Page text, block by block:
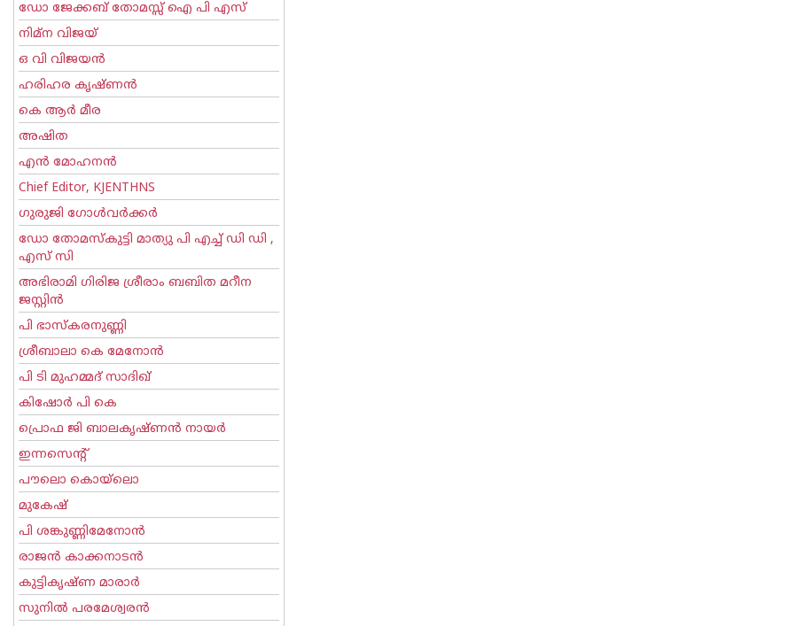
ഡോ ജേക്കബ് തോമസ്സ് ഐ പി എസ്
നിമ്ന വിജയ്
ഒ വി വിജയന്‍
ഹരിഹര കൃഷ്ണൻ
കെ ആര്‍ മീര
അഷിത
എന്‍ മോഹനന്‍
Chief Editor, KJENTHNS
ഗുരുജി ഗോള്‍‌വര്‍ക്കര്‍
ഡോ തോമസ്കുട്ടി മാത്യു പി എച്ച് ഡി ഡി ,
എസ് സി
അഭിരാമി ഗിരിജ ശ്രീരാം ബബിത മറീന
ജസ്റ്റിന്‍
പി ഭാസ്കരനുണ്ണി
ശ്രീബാലാ കെ മേനോന്‍
പി ടി മുഹമ്മദ് സാദിഖ്‌
കിഷോർ പി കെ
പ്രൊഫ ജി ബാലകൃഷ്ണന്‍ നായര്‍
ഇന്നസെന്റ്‌
പൗലൊ കൊയ്ലൊ
മുകേഷ്
പി ശങ്കുണ്ണിമേനോന്‍
രാജന്‍ കാക്കനാടന്‍
കുട്ടികൃഷ്ണ മാരാര്‍
സുനില്‍ പരമേശ്വരന്‍